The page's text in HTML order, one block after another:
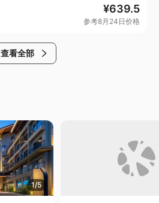
¥639.5
参考8月24日价格
查看全部
1/5